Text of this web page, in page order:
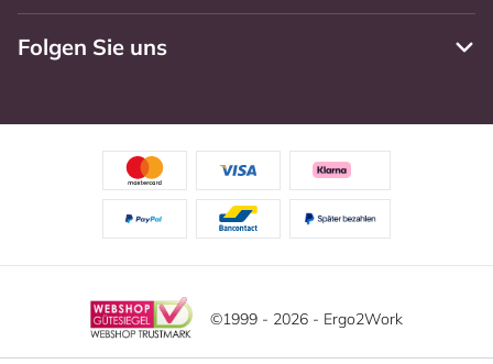
Folgen Sie uns
©1999 - 2026 - Ergo2Work